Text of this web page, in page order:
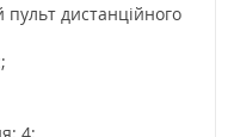
пульт дистанційного